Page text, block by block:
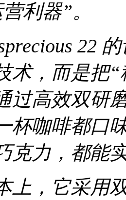
利器”。
22
术，而是把
过高效双研
杯咖啡都口
克力，都能
上，它采用